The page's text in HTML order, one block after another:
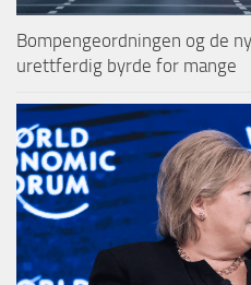
Bompengeordningen og de
urettferdig byrde for mange